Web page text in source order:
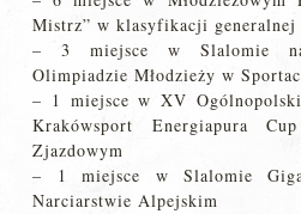
Mistrz” w klasyfikacji generalnej
– 3 miejsce w Slalomie
Olimpiadzie Młodzieży w
– 1 miejsce w XV
Krakówsport Energiapura
Zjazdowym
– 1 miejsce w Slalomie
Narciarstwie Alpejskim